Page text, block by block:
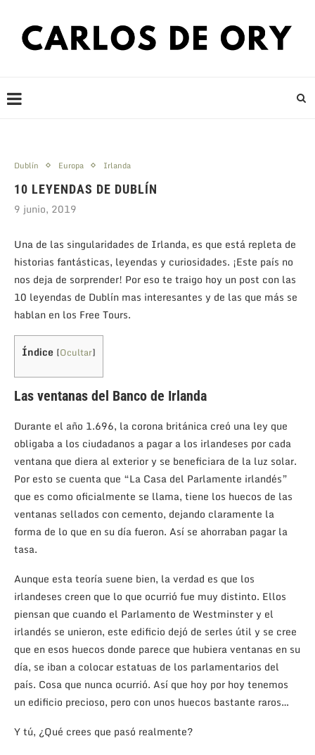
Dublín Europa Irlanda
10 LEYENDAS DE DUBLÍN
9 junio, 2019
Una de las singularidades de Irlanda, es que está repleta de
historias fantásticas, leyendas y curiosidades. ¡Este país no
nos deja de sorprender! Por eso te traigo hoy un post con las
10 leyendas de Dublín mas interesantes y de las que más se
hablan en los Free Tours.
Índice [Ocultar]
Las ventanas del Banco de Irlanda
Durante el año 1.696, la corona británica creó una ley que
obligaba a los ciudadanos a pagar a los irlandeses por cada
ventana que diera al exterior y se beneficiara de la luz solar.
Por esto se cuenta que “La Casa del Parlamente irlandés”
que es como oficialmente se llama, tiene los huecos de las
ventanas sellados con cemento, dejando claramente la
forma de lo que en su día fueron. Así se ahorraban pagar la
tasa.
Aunque esta teoría suene bien, la verdad es que los
irlandeses creen que lo que ocurrió fue muy distinto. Ellos
piensan que cuando el Parlamento de Westminster y el
irlandés se unieron, este edificio dejó de serles útil y se cree
que en esos huecos donde parece que hubiera ventanas en su
día, se iban a colocar estatuas de los parlamentarios del
país. Cosa que nunca ocurrió. Así que hoy por hoy tenemos
un edificio precioso, pero con unos huecos bastante raros…
Y tú, ¿Qué crees que pasó realmente?